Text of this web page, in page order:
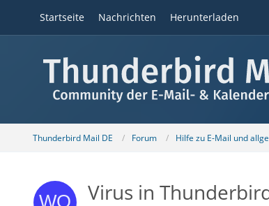
Startseite Nachrichten Herunterladen
Thunderbird Mail DE Forum Hilfe zu E-Mail und
Virus in